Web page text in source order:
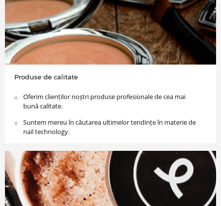
Produse de calitate
Oferim clienților noștri produse profesionale de cea mai
bună calitate.
Suntem mereu în căutarea ultimelor tendințe în materie de
nail technology.